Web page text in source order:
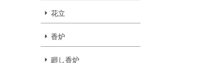
花立
香炉
廻し香炉